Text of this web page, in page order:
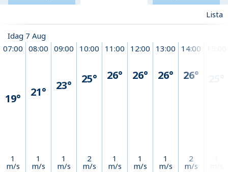
Lista
Idag 7 Aug
07:00
19°
1
m/s
08:00
21°
1
m/s
09:00
23°
1
m/s
10:00
25°
2
m/s
11:00
26°
1
m/s
12:00
26°
1
m/s
13:00
26°
1
m/s
14:00
26°
2
m/s